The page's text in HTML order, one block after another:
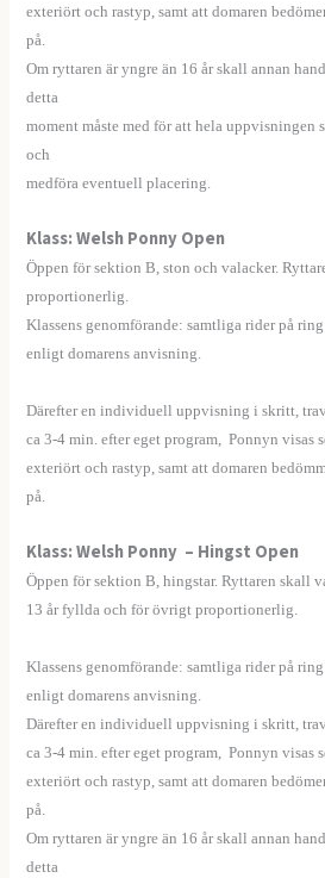
exteriört och rastyp, samt att domaren
på.
Om ryttaren är yngre än 16 år skall annan
detta
moment måste med för att hela
och
medföra eventuell placering.
Klass: Welsh Ponny Open
Öppen för sektion B, ston och valacker.
proportionerlig.
Klassens genomförande: samtliga rider på
enligt domarens anvisning.
Därefter en individuell uppvisning i skritt,
ca 3-4 min. efter eget program, Ponnyn visas
exteriört och rastyp, samt att domaren
på.
Klass: Welsh Ponny – Hingst Open
Öppen för sektion B, hingstar. Ryttaren skall
13 år fyllda och för övrigt proportionerlig.
Klassens genomförande: samtliga rider på
enligt domarens anvisning.
Därefter en individuell uppvisning i skritt,
ca 3-4 min. efter eget program, Ponnyn visas
exteriört och rastyp, samt att domaren
på.
Om ryttaren är yngre än 16 år skall annan
detta